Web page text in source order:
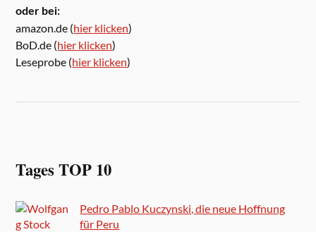
oder bei:
amazon.de (hier klicken)
BoD.de (hier klicken)
Leseprobe (hier klicken)
Tages TOP 10
Pedro Pablo Kuczynski, die neue Hoffnung
für Peru